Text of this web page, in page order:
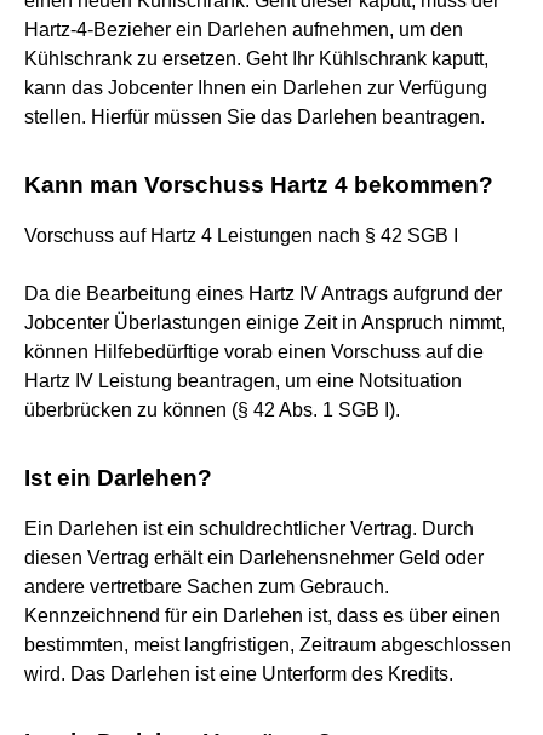
Hartz-4-Bezieher ein Darlehen aufnehmen, um den
Kühlschrank zu ersetzen. Geht Ihr Kühlschrank kaputt,
kann das Jobcenter Ihnen ein Darlehen zur Verfügung
stellen. Hierfür müssen Sie das Darlehen beantragen.
Kann man Vorschuss Hartz 4 bekommen?
Vorschuss auf Hartz 4 Leistungen nach § 42 SGB I
Da die Bearbeitung eines Hartz IV Antrags aufgrund der
Jobcenter Überlastungen einige Zeit in Anspruch nimmt,
können Hilfebedürftige vorab einen Vorschuss auf die
Hartz IV Leistung beantragen, um eine Notsituation
überbrücken zu können (§ 42 Abs. 1 SGB I).
Ist ein Darlehen?
Ein Darlehen ist ein schuldrechtlicher Vertrag. Durch
diesen Vertrag erhält ein Darlehensnehmer Geld oder
andere vertretbare Sachen zum Gebrauch.
Kennzeichnend für ein Darlehen ist, dass es über einen
bestimmten, meist langfristigen, Zeitraum abgeschlossen
wird. Das Darlehen ist eine Unterform des Kredits.